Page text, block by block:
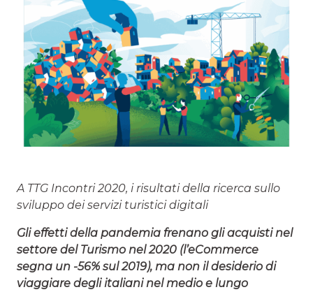
A TTG Incontri 2020, i risultati della ricerca sullo
sviluppo dei servizi turistici digitali
Gli effetti della pandemia frenano gli acquisti nel
settore del Turismo nel 2020 (l’eCommerce
segna un -56% sul 2019), ma non il desiderio di
viaggiare degli italiani nel medio e lungo